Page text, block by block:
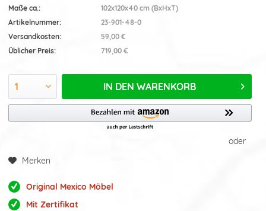
Maße ca.:
102x120x40 cm (BxHxT)
Artikelnummer:
23-901-48-0
Versandkosten:
59,00 €
Üblicher Preis:
719,00 €
IN DEN WARENKORB
oder
Merken
Original Mexico Möbel
Mit Zertifikat